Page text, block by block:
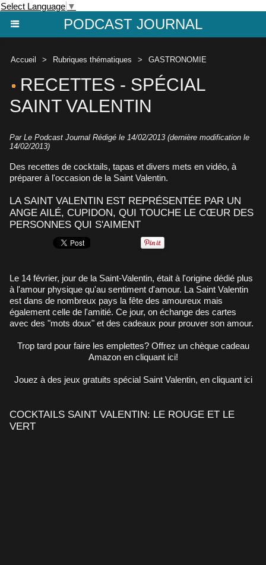
Select Language ▼
PODCAST JOURNAL
Accueil > Rubriques thématiques > GASTRONOMIE
RECETTES - SPÉCIAL
SAINT VALENTIN
Par Le Podcast Journal Rédigé le 14/02/2013 (dernière modification le
14/02/2013)
Des recettes de cocktails, tapas et divers mets en vidéo, à
préparer à l'occasion de la Saint Valentin.
LA SAINT VALENTIN EST REPRÉSENTÉE PAR UN
ANGE AILÉ, CUPIDON, QUI TOUCHE LE CŒUR DES
PERSONNES QUI S'AIMENT
Le 14 février, jour de la Saint-Valentin, était à l'origine dédié plus
à l'amour physique qu'au sentiment d'amour. La Saint Valentin
est dans de nombreux pays la fête des amoureux mais
également celle de l'amitié. Ce jour, on échange des cartes
avec des "mots doux" et des cadeaux pour prouver son amour.
Trop tard pour faire les emplettes? Offrez un chèque cadeau
Amazon en cliquant ici!
Jouez à des jeux gratuits spécial Saint Valentin, en cliquant ici
COCKTAILS SAINT VALENTIN: LE ROUGE ET LE
VERT